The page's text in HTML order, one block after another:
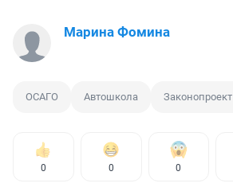
Марина Фомина
ОСАГО Автошкола Законопроект
0 0 0